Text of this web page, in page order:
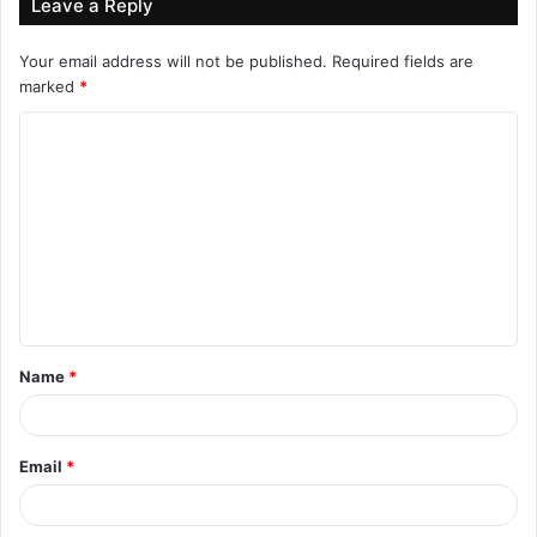
Leave a Reply
Your email address will not be published. Required fields are
marked *
t
*
Name *
Email *